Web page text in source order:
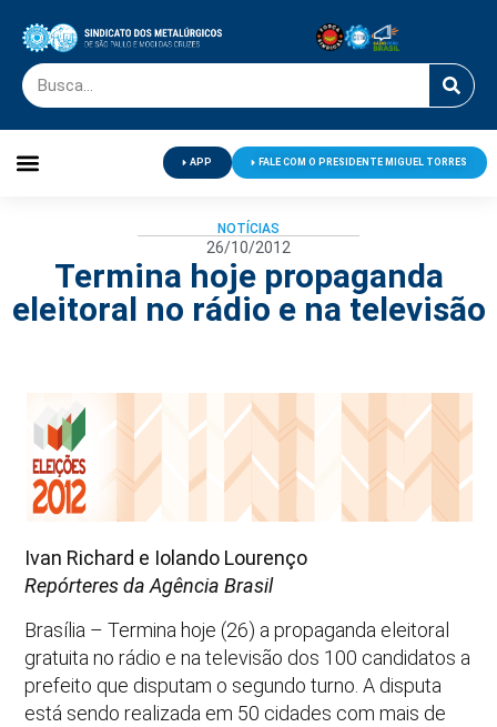
APP FALE COM O PRESIDENTE MIGUEL TORRES
NOTÍCIAS
26/10/2012
Termina hoje propaganda
eleitoral no rádio e na televisão
Ivan Richard e Iolando Lourenço
Repórteres da Agência Brasil
Brasília – Termina hoje (26) a propaganda eleitoral
gratuita no rádio e na televisão dos 100 candidatos a
prefeito que disputam o segundo turno. A disputa
está sendo realizada em 50 cidades com mais de